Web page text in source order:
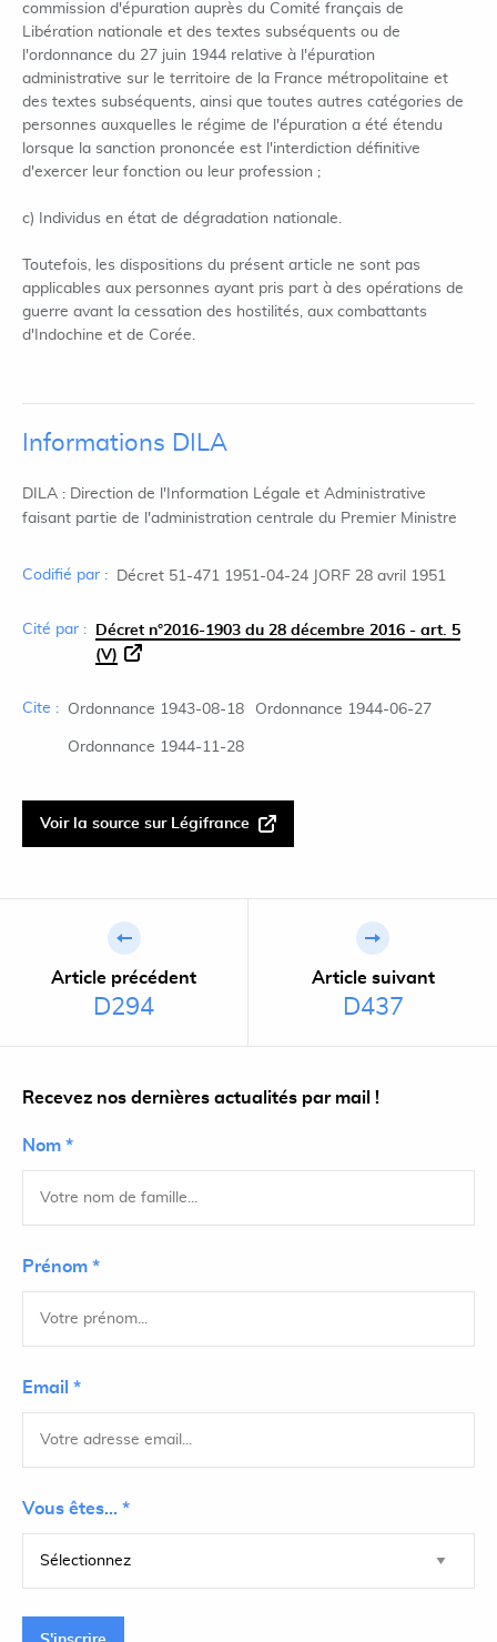
commission d'épuration auprès du Comité français de
Libération nationale et des textes subséquents ou de
l'ordonnance du 27 juin 1944 relative à l'épuration
administrative sur le territoire de la France métropolitaine et
des textes subséquents, ainsi que toutes autres catégories de
personnes auxquelles le régime de l'épuration a été étendu
lorsque la sanction prononcée est l'interdiction définitive
d'exercer leur fonction ou leur profession ;
c) Individus en état de dégradation nationale.
Toutefois, les dispositions du présent article ne sont pas
applicables aux personnes ayant pris part à des opérations de
guerre avant la cessation des hostilités, aux combattants
d'Indochine et de Corée.
Informations DILA
DILA : Direction de l'Information Légale et Administrative
faisant partie de l'administration centrale du Premier Ministre
Codifié par : Décret 51-471 1951-04-24 JORF 28 avril 1951
Cité par :
Décret n°2016-1903 du 28 décembre 2016 - art. 5
(V)
Cite : Ordonnance 1943-08-18 Ordonnance 1944-06-27
Ordonnance 1944-11-28
Voir la source sur Légifrance
Article précédent
D294
Article suivant
D437
Recevez nos dernières actualités par mail !
Nom *
Prénom *
Email *
Vous êtes... *